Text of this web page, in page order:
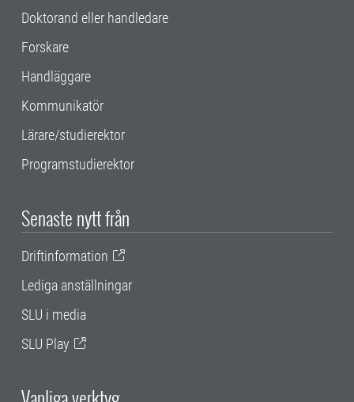
Doktorand eller handledare
Forskare
Handläggare
Kommunikatör
Lärare/studierektor
Programstudierektor
Senaste nytt från
Driftinformation
Lediga anställningar
SLU i media
SLU Play